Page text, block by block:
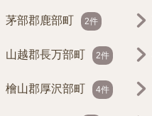
茅部郡鹿部町 2件
山越郡長万部町 2件
檜山郡厚沢部町 4件